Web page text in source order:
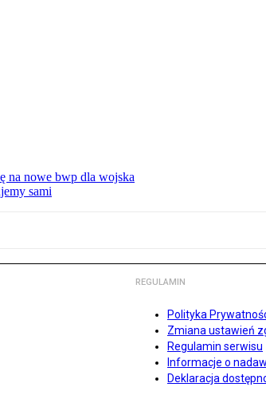
na nowe bwp dla wojska
sami
REGULAMIN
Polityka
Zmiana ustawień
Regulamin serwisu
Informacje o
Deklaracja